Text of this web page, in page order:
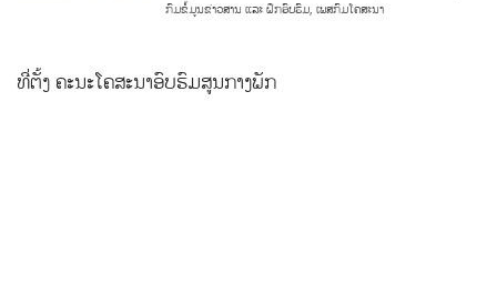
ກົມຂໍ້ມູນຂ່າວສານ ແລະ ຝຶກອົບຮົມ,ເພສກົມໂຄສະນາ
ທີ່ຕັ້ງ ຄະນະໂຄສະນາອົບຮົມສູນກາງພັກ